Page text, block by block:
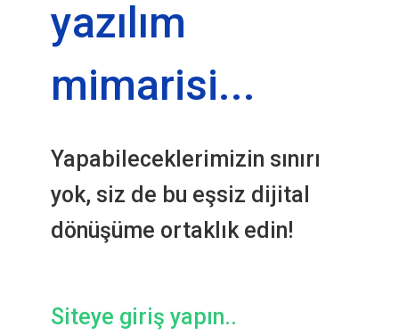
yazılım
mimarisi...
Yapabileceklerimizin sınırı
yok, siz de bu eşsiz dijital
dönüşüme ortaklık edin!
Siteye giriş yapın..